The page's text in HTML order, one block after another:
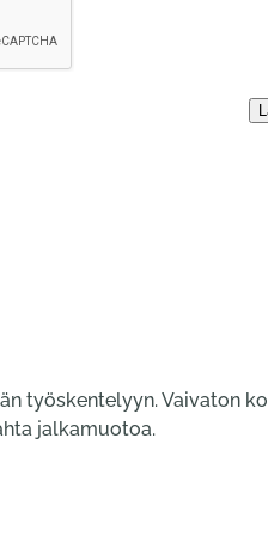
työskentelyyn. Vaivaton
jalkamuotoa.